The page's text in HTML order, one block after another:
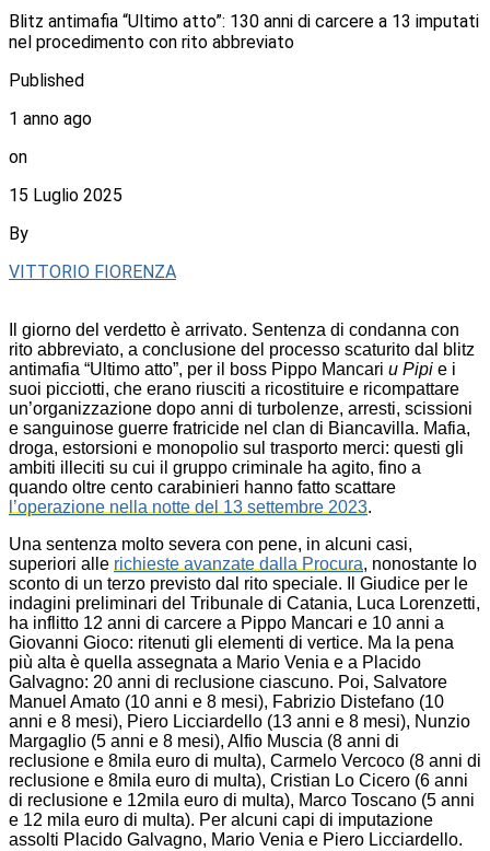
Blitz antimafia “Ultimo atto”: 130 anni di carcere a 13 imputati
nel procedimento con rito abbreviato
Published
1 anno ago
on
15 Luglio 2025
By
VITTORIO FIORENZA
Il giorno del verdetto è arrivato. Sentenza di condanna con
rito abbreviato, a conclusione del processo scaturito dal blitz
antimafia “Ultimo atto”, per il boss Pippo Mancari u Pipi e i
suoi picciotti, che erano riusciti a ricostituire e ricompattare
un’organizzazione dopo anni di turbolenze, arresti, scissioni
e sanguinose guerre fratricide nel clan di Biancavilla. Mafia,
droga, estorsioni e monopolio sul trasporto merci: questi gli
ambiti illeciti su cui il gruppo criminale ha agito, fino a
quando oltre cento carabinieri hanno fatto scattare
l’operazione nella notte del 13 settembre 2023.
Una sentenza molto severa con pene, in alcuni casi,
superiori alle richieste avanzate dalla Procura, nonostante lo
sconto di un terzo previsto dal rito speciale. Il Giudice per le
indagini preliminari del Tribunale di Catania, Luca Lorenzetti,
ha inflitto 12 anni di carcere a Pippo Mancari e 10 anni a
Giovanni Gioco: ritenuti gli elementi di vertice. Ma la pena
più alta è quella assegnata a Mario Venia e a Placido
Galvagno: 20 anni di reclusione ciascuno. Poi, Salvatore
Manuel Amato (10 anni e 8 mesi), Fabrizio Distefano (10
anni e 8 mesi), Piero Licciardello (13 anni e 8 mesi), Nunzio
Margaglio (5 anni e 8 mesi), Alfio Muscia (8 anni di
reclusione e 8mila euro di multa), Carmelo Vercoco (8 anni di
reclusione e 8mila euro di multa), Cristian Lo Cicero (6 anni
di reclusione e 12mila euro di multa), Marco Toscano (5 anni
e 12 mila euro di multa). Per alcuni capi di imputazione
assolti Placido Galvagno, Mario Venia e Piero Licciardello.